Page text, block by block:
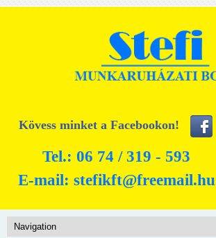
Kövess minket a Facebookon!
Tel.: 06 74 / 319 - 593
E-mail: stefikft@freemail.hu